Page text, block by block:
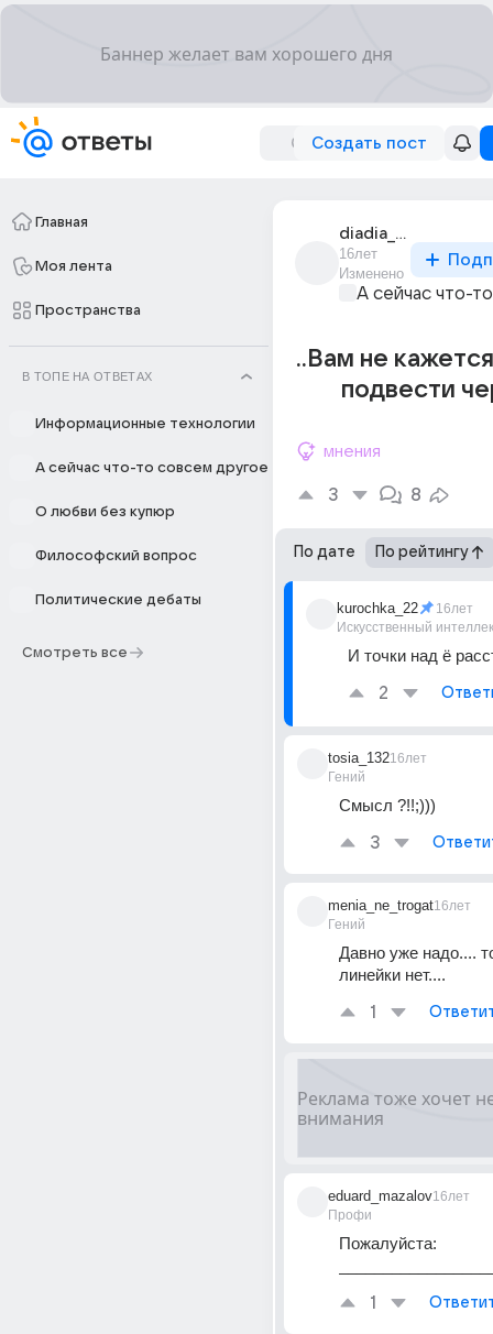
Создать пост
Главная
Моя лента
Пространства
В ТОПЕ НА ОТВЕТАХ
Информационные технологии
А сейчас что-то совсем другое
О любви без купюр
Философский вопрос
Политические дебаты
Смотреть все
diadia_zhora_3
16лет
Изменено
А сейчас что-
..Вам не
подвести
мнения
3 8
По дате По рейтингу
kurochka_22
Искусственный
16лет
И точки над ё
2
tosia_132
Гений
16лет
Смысл ?!!;)))
3
menia_ne_trogat
Гений
16лет
Давно уже надо....
линейки нет....
1
eduard_mazalov
Профи
16лет
Пожалуйста:
1